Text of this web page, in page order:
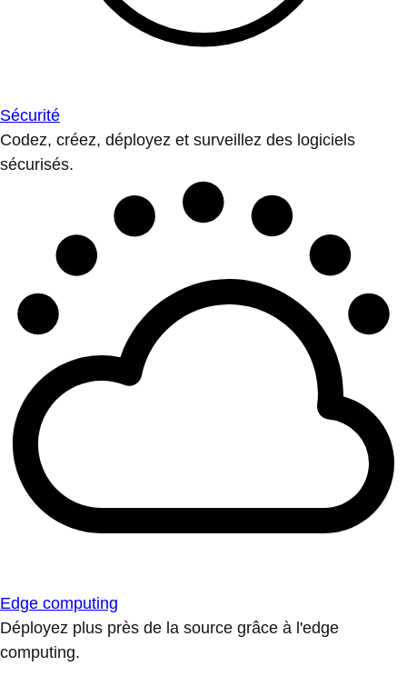
Sécurité
Codez, créez, déployez et surveillez des logiciels
sécurisés.
Edge computing
Déployez plus près de la source grâce à l'edge
computing.